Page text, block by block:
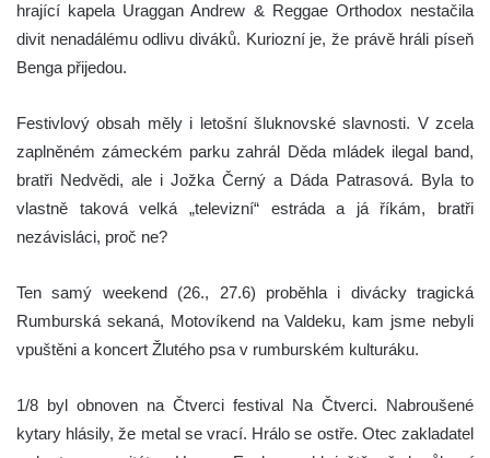
hrající kapela Uraggan Andrew & Reggae Orthodox nestačila
divit nenadálému odlivu diváků. Kuriozní je, že právě hráli píseň
Benga přijedou.
Festivlový obsah měly i letošní šluknovské slavnosti. V zcela
zaplněném zámeckém parku zahrál Děda mládek ilegal band,
bratři Nedvědi, ale i Jožka Černý a Dáda Patrasová. Byla to
vlastně taková velká „televizní“ estráda a já říkám, bratři
nezávisláci, proč ne?
Ten samý weekend (26., 27.6) proběhla i divácky tragická
Rumburská sekaná, Motovíkend na Valdeku, kam jsme nebyli
vpuštěni a koncert Žlutého psa v rumburském kulturáku.
1/8 byl obnoven na Čtverci festival Na Čtverci. Nabroušené
kytary hlásily, že metal se vrací. Hrálo se ostře. Otec zakladatel